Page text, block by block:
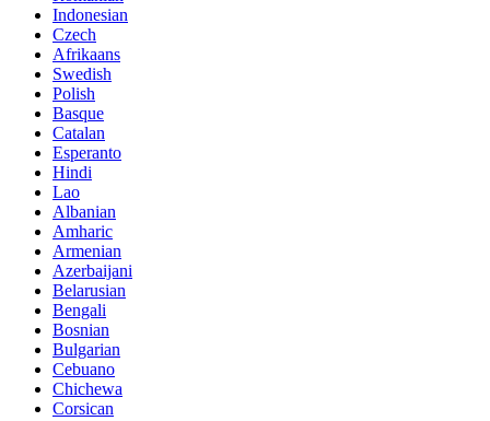
Indonesian
Czech
Afrikaans
Swedish
Polish
Basque
Catalan
Esperanto
Hindi
Lao
Albanian
Amharic
Armenian
Azerbaijani
Belarusian
Bengali
Bosnian
Bulgarian
Cebuano
Chichewa
Corsican